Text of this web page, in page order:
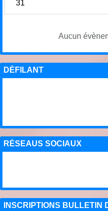
31
Aucun
DÉFILANT
RÉSEAUS SOCIAUX
INSCRIPTIONS BULLETIN